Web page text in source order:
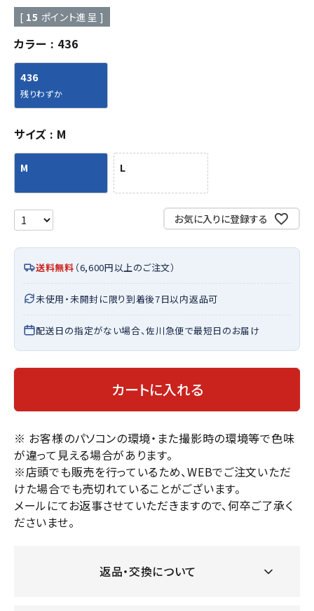
[ 15 ポイント進呈 ]
カラー 436
436
残りわずか
サイズ M
M L
お気に入りに登録する
送料無料 （6,600円以上のご注文）
未使用・未開封に限り到着後7日以内返品可
配送日の指定がない場合、佐川急便で最短日のお届け
カートに入れる
※ お客様のパソコンの環境・また撮影時の環境等で色味
が違って見える場合があります。
※店頭でも販売を行っているため、WEBでご注文いただ
けた場合でも売切れていることがございます。
メールにてお返事させていただきますので、何卒ご了承く
ださいませ。
返品・交換について